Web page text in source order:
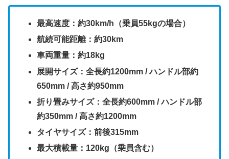
最高速度：約30km/h（乗員55kgの場合）
航続可能距離：約30km
車両重量：約18kg
展開サイズ：全長約1200mm / ハンドル部約
650mm / 高さ約950mm
折り畳みサイズ：全長約600mm / ハンドル部
約350mm / 高さ約1200mm
タイヤサイズ：前後315mm
最大積載量：120kg（乗員含む）